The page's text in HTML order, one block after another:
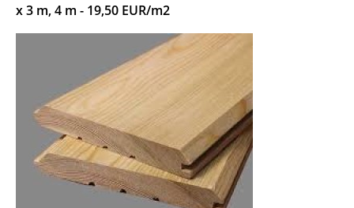
x 3 m, 4 m - 19,50 EUR/m2